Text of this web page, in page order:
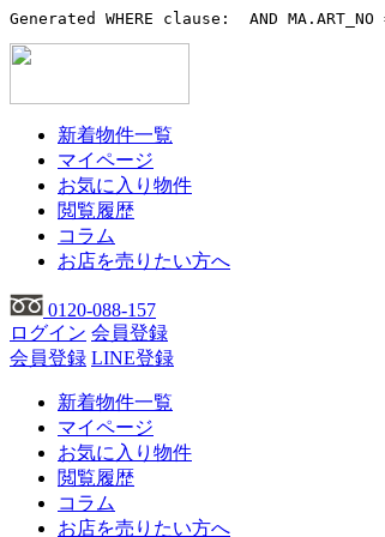
Generated WHERE clause:  AND MA.ART_NO
新着物件一覧
マイページ
お気に入り物件
閲覧履歴
コラム
お店を売りたい方へ
0120-088-157
ログイン 会員登録
会員登録 LINE登録
新着物件一覧
マイページ
お気に入り物件
閲覧履歴
コラム
お店を売りたい方へ